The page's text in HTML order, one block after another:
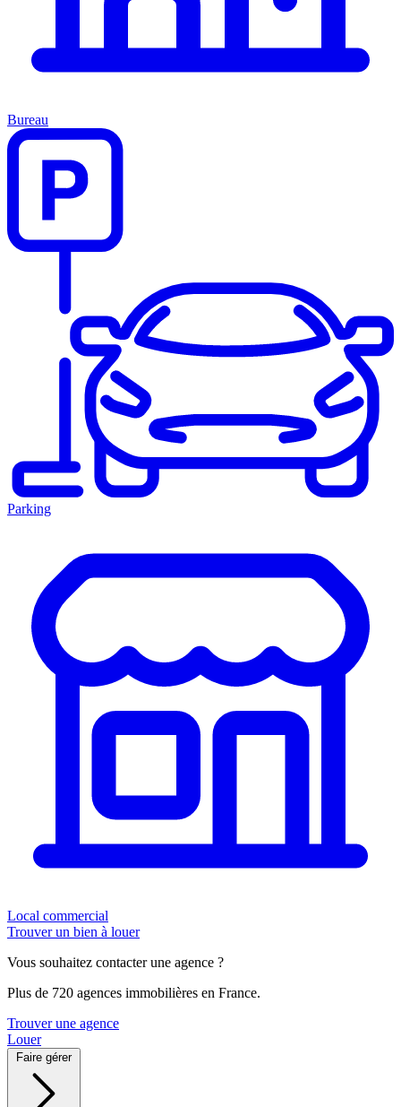
Bureau
Parking
Local commercial
Trouver un bien à louer
Vous souhaitez contacter une agence ?
Plus de 720 agences immobilières en France.
Trouver une agence
Louer
Faire gérer